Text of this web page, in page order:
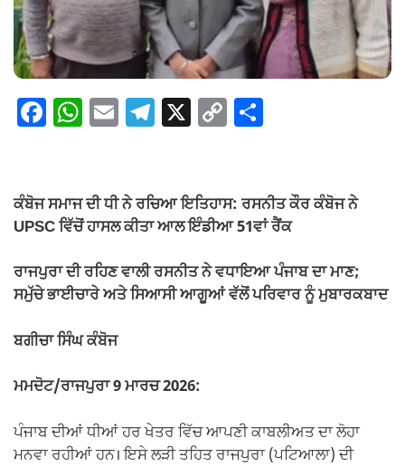
F
e
b
o
o
W
s
A
p
p
E T
gr
a
m
X C
y
Li
n
k
e
ਕੰਬੋਜ ਸਮਾਜ ਦੀ ਧੀ ਨੇ ਰਚਿਆ ਇਤਿਹਾਸ: ਰਸਨੀਤ ਕੌਰ ਕੰਬੋਜ ਨੇ
UPSC ਵਿੱਚੋਂ ਹਾਸਲ ਕੀਤਾ ਆਲ ਇੰਡੀਆ 51ਵਾਂ ਰੈਂਕ
ਰਾਜਪੁਰਾ ਦੀ ਰਹਿਣ ਵਾਲੀ ਰਸਨੀਤ ਨੇ ਵਧਾਇਆ ਪੰਜਾਬ ਦਾ ਮਾਣ;
ਸਮੁੱਚੇ ਭਾਈਚਾਰੇ ਅਤੇ ਸਿਆਸੀ ਆਗੂਆਂ ਵੱਲੋਂ ਪਰਿਵਾਰ ਨੂੰ ਮੁਬਾਰਕਬਾਦ
ਬਗੀਚਾ ਸਿੰਘ ਕੰਬੋਜ
ਮਮਦੋਟ/ਰਾਜਪੁਰਾ 9 ਮਾਰਚ 2026:
ਪੰਜਾਬ ਦੀਆਂ ਧੀਆਂ ਹਰ ਖੇਤਰ ਵਿੱਚ ਆਪਣੀ ਕਾਬਲੀਅਤ ਦਾ ਲੋਹਾ
ਮਨਵਾ ਰਹੀਆਂ ਹਨ। ਇਸੇ ਲੜੀ ਤਹਿਤ ਰਾਜਪੁਰਾ (ਪਟਿਆਲਾ) ਦੀ